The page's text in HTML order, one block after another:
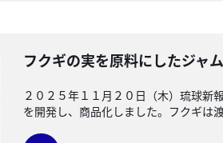
フクギの実を原料にしたジャ
２０２５年１１月２０日（木）琉球新
を開発し、商品化しました。フクギは